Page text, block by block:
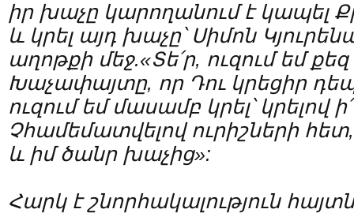
իր խաչը կարողանում է կապել
և կրել այդ խաչը՝ Սիմոն
աղոթքի մեջ.«Տե՛ր, ուզում եմ
Խաչափայտը, որ Դու կրեցիր
ուզում եմ մասամբ կրել՝ կրելով
Չհամեմատվելով ուրիշների հետ,
և իմ ծանր խաչից»:
Հարկ է շնորհակալություն